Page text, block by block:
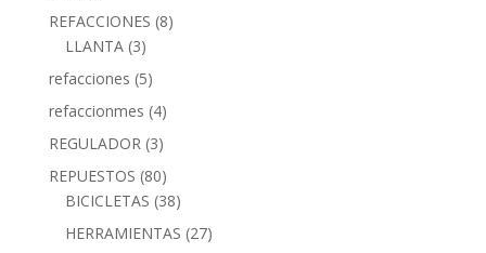
REFACCIONES (8)
LLANTA (3)
refacciones (5)
refaccionmes (4)
REGULADOR (3)
REPUESTOS (80)
BICICLETAS (38)
HERRAMIENTAS (27)